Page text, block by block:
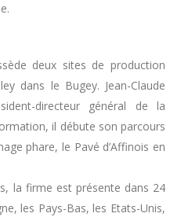
deux sites de production
dans le Bugey. Jean-Claude
directeur général de la
il débute son parcours
phare, le Pavé d’Affinois en
la firme est présente dans 24
les Pays-Bas, les Etats-Unis,